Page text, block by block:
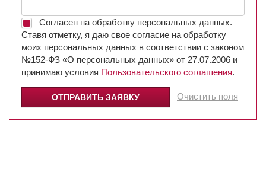
Согласен на обработку персональных данных.
Ставя отметку, я даю свое согласие на обработку
моих персональных данных в соответствии с законом
№152-ФЗ «О персональных данных» от 27.07.2006 и
принимаю условия Пользовательского соглашения.
Очистить поля